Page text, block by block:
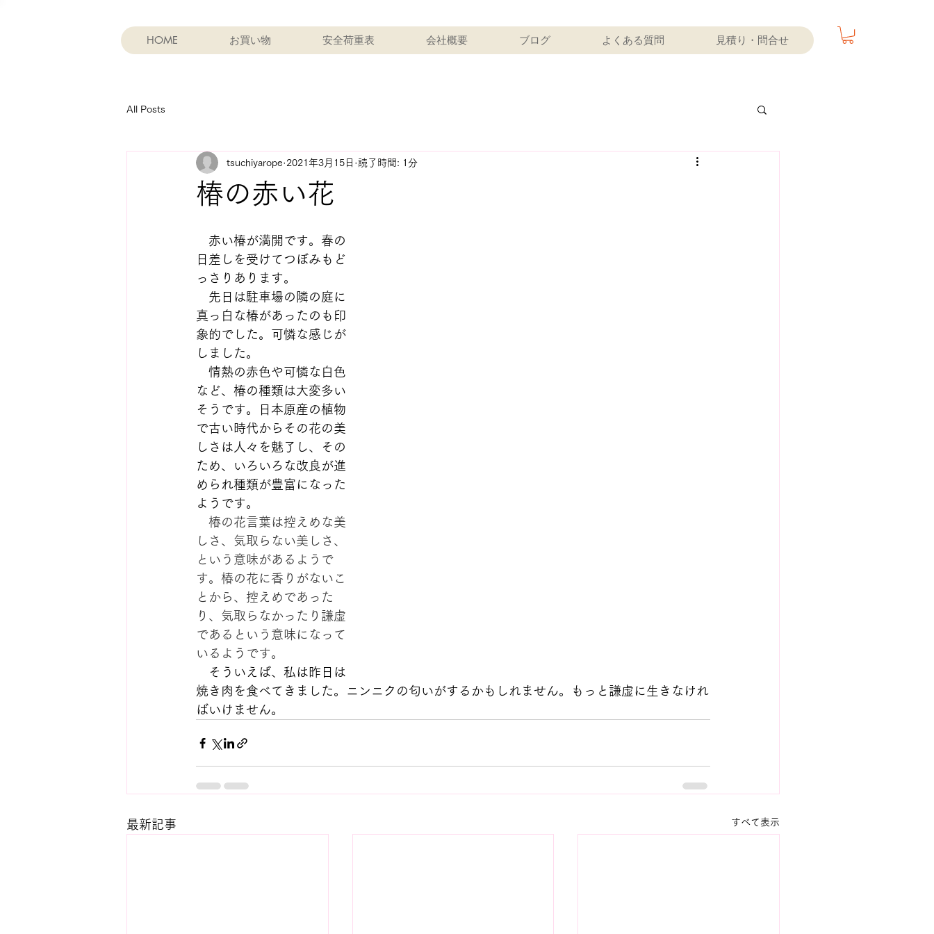
HOME お買い物 安全荷重表 会社概要 ブログ よくある質問 見積り・問合せ
All Posts
椿の赤い花
tsuchiyarope 2021年3月15日 読了時間: 1分
赤い椿が満開です。春の
日差しを受けてつぼみもど
っさりあります。
先日は駐車場の隣の庭に
真っ白な椿があったのも印
象的でした。可憐な感じが
しました。
情熱の赤色や可憐な白色
など、椿の種類は大変多い
そうです。日本原産の植物
で古い時代からその花の美
しさは人々を魅了し、その
ため、いろいろな改良が進
められ種類が豊富になった
ようです。
椿の花言葉は控えめな美
しさ、気取らない美しさ、
という意味があるようで
す。椿の花に香りがないこ
とから、控えめであった
り、気取らなかったり謙虚
であるという意味になって
いるようです。
そういえば、私は昨日は
焼き肉を食べてきました。ニンニクの匂いがするかもしれません。もっと謙虚に生きなけれ
ばいけません。
最新記事 すべて表示